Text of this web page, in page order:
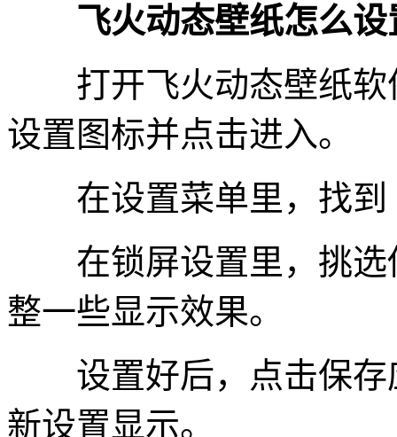
飞火动态壁纸怎么设
打开飞火动态壁纸软
设置图标并点击进入。
在设置菜单里，找到
在锁屏设置里，挑选
整一些显示效果。
设置好后，点击保存
新设置显示。